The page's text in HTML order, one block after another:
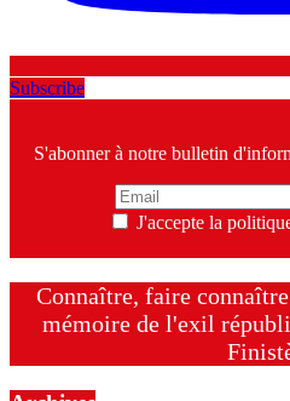
Subscribe
S'abonner à notre bulletin
J'accepte la
Connaître, faire
mémoire de l'exil